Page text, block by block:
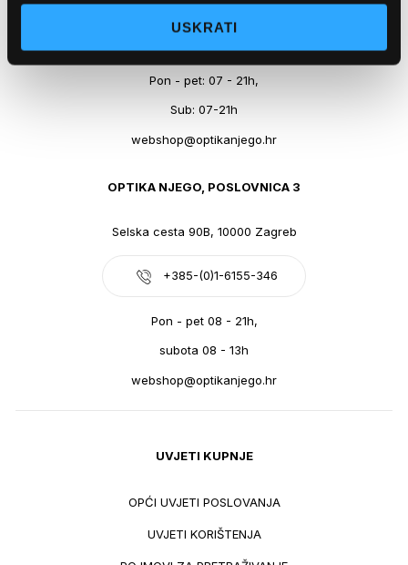
USKRATI
+385-(0)21-612-709
Pon - pet: 07 - 21h,
Sub: 07-21h
webshop@optikanjego.hr
OPTIKA NJEGO, POSLOVNICA 3
Selska cesta 90B, 10000 Zagreb
+385-(0)1-6155-346
Pon - pet 08 - 21h,
subota 08 - 13h
webshop@optikanjego.hr
UVJETI KUPNJE
OPĆI UVJETI POSLOVANJA
UVJETI KORIŠTENJA